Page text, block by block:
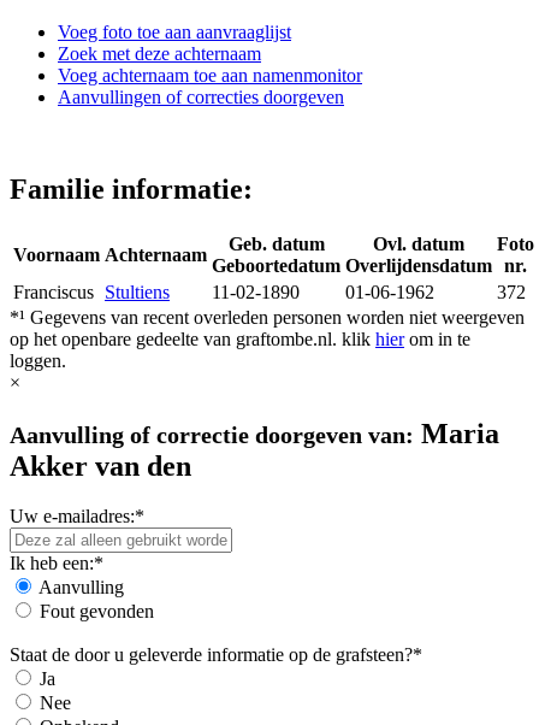
Voeg foto toe aan aanvraaglijst
Zoek met deze achternaam
Voeg achternaam toe aan namenmonitor
Aanvullingen of correcties doorgeven
Familie informatie:
Voornaam Achternaam
Geb. datum
Geboortedatum
Ovl. datum
Overlijdensdatum
Foto
nr.
Franciscus Stultiens 11-02-1890 01-06-1962
372
*¹ Gegevens van recent overleden personen worden niet weergeven
op het openbare gedeelte van graftombe.nl. klik hierom in te
loggen.
×
Aanvulling of correctie doorgeven van: Maria
Akker van den
Uw e-mailadres:*
Ik heb een:*
Aanvulling
Fout gevonden
Staat de door u geleverde informatie op de grafsteen?*
Ja
Nee